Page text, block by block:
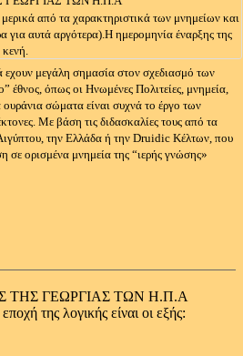
από τα χαρακτηριστικά των μνημείων και
για αυτά αργότερα).Η ημερομηνία έναρξης της
κενή.
μεγάλη σημασία στον σχεδιασμό των
έθνος, όπως οι Ηνωμένες Πολιτείες, μνημεία,
ουράνια σώματα είναι συχνά το έργο των
Με βάση τις διδασκαλίες τους από τα
την Ελλάδα ή την Druidic Κέλτων, που
σε ορισμένα μνημεία της “ιερής γνώσης»
της λογικής είναι οι εξής: